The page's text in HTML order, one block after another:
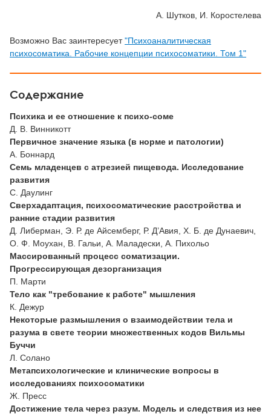
А. Шутков, И. Коростелева
Возможно Вас заинтересует"Психоаналитическая
психосоматика. Рабочие концепции психосоматики. Том 1"
Содержание
Психика и ее отношение к психо-соме
Д. В. Винникотт
Первичное значение языка (в норме и патологии)
А. Боннард
Семь младенцев с атрезией пищевода. Исследование
развития
С. Даулинг
Сверхадаптация, психосоматические расстройства и
ранние стадии развития
Д. Либерман, Э. Р. де Айсемберг, Р. Д’Авия, Х. Б. де Дунаевич,
О. Ф. Моухан, В. Гальи, А. Маладески, А. Пихольо
Массированный процесс соматизации.
Прогрессирующая дезорганизация
П. Марти
Тело как "требование к работе" мышления
К. Дежур
Некоторые размышления о взаимодействии тела и
разума в свете теории множественных кодов Вильмы
Буччи
Л. Солано
Метапсихологические и клинические вопросы в
исследованиях психосоматики
Ж. Пресс
Достижение тела через разум. Модель и следствия из нее